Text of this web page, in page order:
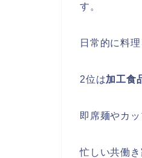
す。
日常的に料
2位は加工食
即席麺やカ
忙しい共働